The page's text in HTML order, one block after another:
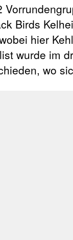
Birds
hier
wurde im
wo